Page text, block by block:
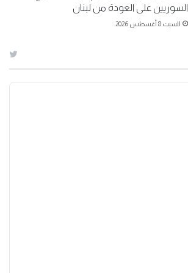
السوريين على العودة من لبنان
السبت 8 أغسطس 2026